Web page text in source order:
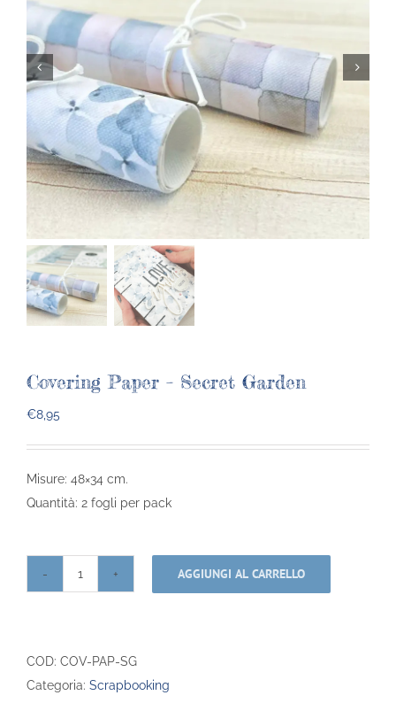
Covering Paper – Secret Garden
€8,95
Misure: 48×34 cm.
Quantità: 2 fogli per pack
Secret
Garden
AGGIUNGI AL CARRELLO
COD: COV-PAP-SG
Categoria: Scrapbooking